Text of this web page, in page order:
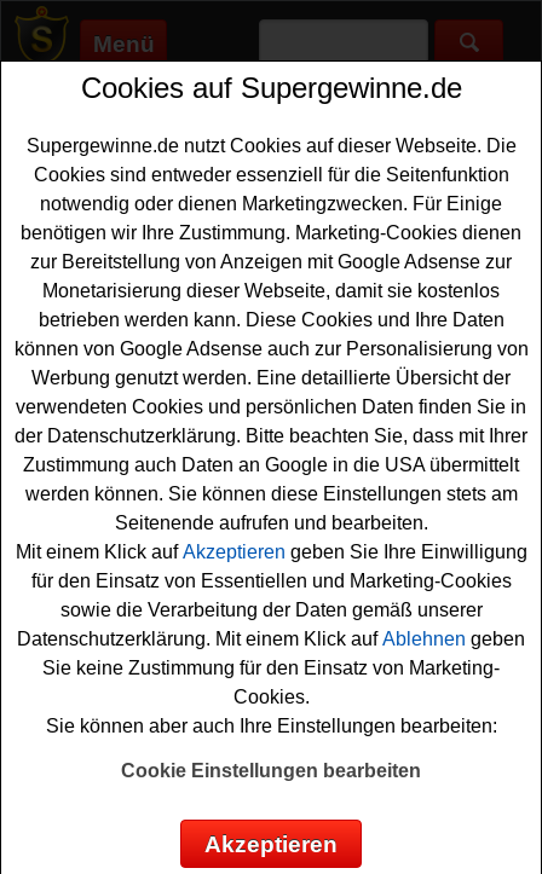
Menü
Supergewinne.de>Gewinnspiele>Reise Gewinnspiele>
Anzeige:
Anzeige:
Kinderhotels Gewinnspiel -
Familienurlaub gewinnen
Ein kostenloses Kinderhotels Gewinnspiel für alle
urlaubsreifen Gewinner, die gern einen schönen
Familienurlaub gewinnen möchten. Kinderhotels verlost
zehnmal schönen Familienurlaub mit vier
Übernachtungen für zwei Erwachsene und zwei Kinder
(bis zu 12 Jahren) in einem der teilnehmenden Hotels im
Zeitraum der Gabby Roadshow. Mit etwas Glück können
Sie einen solchen Hotelaufenthalt gewinnen.
Falls Sie an dem Kinderhotels Gewinnspiel kostenlos
teilnehmen möchten, müssen Sie nur kurz die Lösung
der Preisfrage herausfinden und Ihre Lösung einsenden.
Damit können Sie sich schon Ihre Gewinnchance
sichern. Vielleicht haben Sie ja Glück?
Familienurlaub
Cookies auf Supergewinne.de
Supergewinne.de nutzt Cookies auf dieser Webseite. Die
Cookies sind entweder essenziell für die Seitenfunktion
notwendig oder dienen Marketingzwecken. Für Einige
benötigen wir Ihre Zustimmung. Marketing-Cookies dienen
zur Bereitstellung von Anzeigen mit Google Adsense zur
Monetarisierung dieser Webseite, damit sie kostenlos
betrieben werden kann. Diese Cookies und Ihre Daten
können von Google Adsense auch zur Personalisierung von
Werbung genutzt werden. Eine detaillierte Übersicht der
verwendeten Cookies und persönlichen Daten finden Sie in
der Datenschutzerklärung. Bitte beachten Sie, dass mit Ihrer
Zustimmung auch Daten an Google in die USA übermittelt
werden können. Sie können diese Einstellungen stets am
Seitenende aufrufen und bearbeiten.
Mit einem Klick aufAkzeptieren geben Sie Ihre Einwilligung
für den Einsatz von Essentiellen und Marketing-Cookies
sowie die Verarbeitung der Daten gemäß unserer
Datenschutzerklärung. Mit einem Klick aufAblehnen geben
Sie keine Zustimmung für den Einsatz von Marketing-
Cookies.
Sie können aber auch Ihre Einstellungen bearbeiten:
Cookie Einstellungen bearbeiten
Akzeptieren